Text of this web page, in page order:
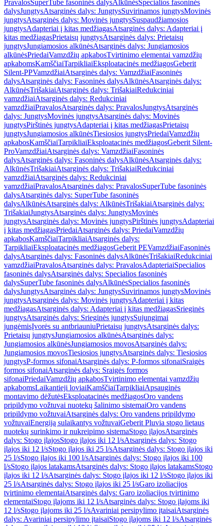
PravalosSuperTube fasoninės dalysAlkūnėsSpecialios fasoninės
dalysJungtysAtsarginės dalys: JungtysSuvirinamos jungtysMovinės
jungtysAtsarginės dalys: Movinės jungtysSuspaudžiamosios
jungtysAdapteriai į kitas medžiagasAtsarginės dalys: Adapteriai į
kitas medžiagasPrietaisų jungtysAtsarginės dalys: Prietaisų
jungtysJungiamosios alkūnėsAtsarginės dalys: Jungiamosios
alkūnėsPriedaiVamzdžių apkabosTvirtinimo elementai vamzdžių
apkabomsKamščiaiTarpikliaiEksploatacinės medžiagosGeberit
Silent-PPVamzdžiaiAtsarginės dalys: VamzdžiaiFasoninės
dalysAtsarginės dalys: Fasoninės dalysAlkūnėsAtsarginės dalys:
AlkūnėsTrišakiaiAtsarginės dalys: TrišakiaiRedukciniai
vamzdžiaiAtsarginės dalys: Redukciniai
vamzdžiaiPravalosAtsarginės dalys: PravalosJungtysAtsarginės
dalys: JungtysMovinės jungtysAtsarginės dalys: Movinės
jungtysPirštinės jungtysAdapteriai į kitas medžiagasPrietaisų
jungtysJungiamosios alkūnėsTiesiosios jungtysPriedaiVamzdžių
apkabosKamščiaiTarpikliaiEksploatacinės medžiagosGeberit Silent-
ProVamzdžiaiAtsarginės dalys: VamzdžiaiFasoninės
dalysAtsarginės dalys: Fasoninės dalysAlkūnėsAtsarginės dalys:
AlkūnėsTrišakiaiAtsarginės dalys: TrišakiaiRedukciniai
vamzdžiaiAtsarginės dalys: Redukciniai
vamzdžiaiPravalosAtsarginės dalys: PravalosSuperTube fasoninės
dalysAtsarginės dalys: SuperTube fasoninės
dalysAlkūnėsAtsarginės dalys: AlkūnėsTrišakiaiAtsarginės dalys:
TrišakiaiJungtysAtsarginės dalys: JungtysMovinės
jungtysAtsarginės dalys: Movinės jungtysPirštinės jungtysAdapteriai
į kitas medžiagasPriedaiAtsarginės dalys: PriedaiVamzdžių
apkabosKamščiaiTarpikliaiAtsarginės dalys:
TarpikliaiEksploatacinės medžiagosGeberit PEVamzdžiaiFasoninės
dalysAtsarginės dalys: Fasoninės dalysAlkūnėsTrišakiaiRedukciniai
vamzdžiaiPravalosAtsarginės dalys: PravalosAdapteriaiSpecialios
fasoninės dalysAtsarginės dalys: Specialios fasoninės
dalysSuperTube fasoninės dalysAlkūnėsSpecialios fasoninės
dalysJungtysAtsarginės dalys: JungtysSuvirinamos jungtysMovinės
jungtysAtsarginės dalys: Movinės jungtysAdapteriai į kitas
medžiagasAtsarginės dalys: Adapteriai į kitas medžiagasSrieginės
jungtysAtsarginės dalys: Srieginės jungtysSujungimai
jungėmisĮvorės su antbriauniuPrietaisų jungtysAtsarginės dalys:
Prietaisų jungtysJungiamosios alkūnėsAtsarginės dalys:
Jungiamosios alkūnėsJungiamosios movosAtsarginės dalys:
Jungiamosios movosTiesiosios jungtysAtsarginės dalys: Tiesiosios
jungtysP-formos sifonaiAtsarginės dalys: P-formos sifonaiSraigės
formos sifonaiAtsarginės dalys: Sraigės formos
sifonaiPriedaiVamzdžių apkabosTvirtinimo elementai vamzdžių
apkabomsLaikantieji loviaiKamščiaiTarpikliaiApsauginės
montavimo dėžutėsEksploatacinės medžiagosOro vandens
pripildymo vožtuvai nuotekų šalinimo sistemaiOro vandens
pripildymo vožtuvaiAtsarginės dalys: Oro vandens pripildymo
vožtuvaiEnergiją sulaikantys vožtuvaiGeberit Pluvia stogo lietaus
nuotekų surinkimo ir nukreipimo sistemaStogo įlajosAtsarginės
dalys: Stogo įlajosStogo įlajos iki 12 l/sAtsarginės dalys: Stogo
įlajos iki 12 l/sStogo įlajos iki 25 l/sAtsarginės dalys: Stogo įlajos iki
25 l/sStogo įlajos iki 100 l/sAtsarginės dalys: Stogo įlajos iki 100
l/sStogo įlajos latakamsAtsarginės dalys: Stogo įlajos latakamsStogo
įlajos iki 12 l/sAtsarginės dalys: Stogo įlajos iki 12 l/sStogo įlajos iki
25 l/sAtsarginės dalys: Stogo įlajos iki 25 l/sGaro izoliacijos
tvirtinimo elementaiAtsarginės dalys: Garo izoliacijos tvirtinimo
elementaiStogo įlajoms iki 12 l/sAtsarginės dalys: Stogo įlajoms iki
12 l/sStogo įlajoms iki 25 l/sAvariniai persipylimo įtaisaiAtsarginės
dalys: Avariniai persipylimo įtaisaiStogo įlajoms iki 12 l/sAtsarginės